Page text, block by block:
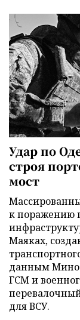
Удар по
строя
мост
к поражению
Маяках,
данным
ГСМ и
для ВСУ.